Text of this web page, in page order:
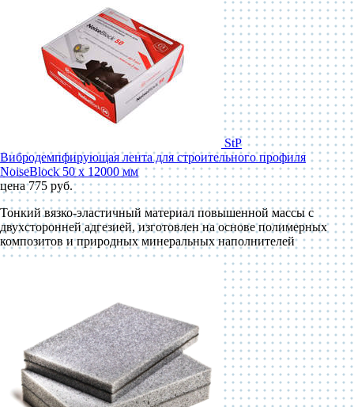
StP
Вибродемпфирующая лента для строительного профиля
NoiseBlock 50 x 12000 мм
цена 775 руб.
Тонкий вязко-эластичный материал повышенной массы с
двухсторонней адгезией, изготовлен на основе полимерных
композитов и природных минеральных наполнителей